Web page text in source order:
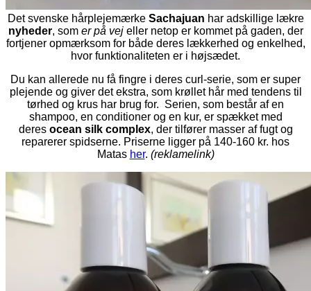
Det svenske hårplejemærke Sachajuan har adskillige lækre
nyheder, som er på vejeller netop er kommet på gaden, der
fortjener opmærksom for både deres lækkerhed og enkelhed,
hvor funktionaliteten er i højsædet.
Du kan allerede nu få fingre i deres curl-serie, som er super
plejende og giver det ekstra, som krøllet hår med tendens til
tørhed og krus har brug for. Serien, som består af en
shampoo, en conditioner og en kur, er spækket med
deres ocean silk complex, der tilfører masser af fugt og
reparerer spidserne. Priserne ligger på 140-160 kr. hos
Matas her. (reklamelink)